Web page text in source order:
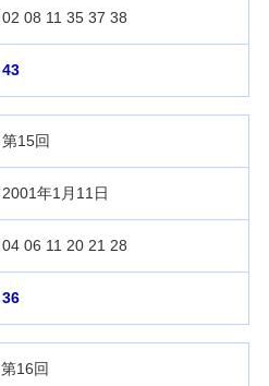
02 08 11 35 37 38
43
第15回
2001年1月11日
04 06 11 20 21 28
36
第16回